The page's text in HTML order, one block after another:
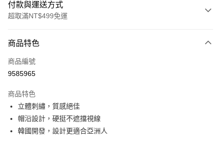
付款與運送方式
超取滿NT$499免運
信用卡一次付款
超商取貨付款
Apple Pay
街口支付
商品特色
商品編號
9585965
商品特色
立體刺繡，質感絕佳
帽沿設計，硬挺不遮擋視線
韓國開發，設計更適合亞洲人